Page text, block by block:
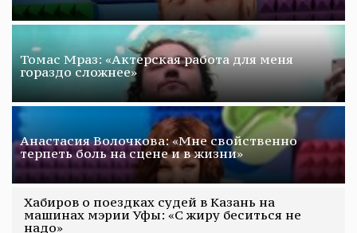
Томас Мраз: «Актерская работа для меня
гораздо сложнее»
Анастасия Волочкова: «Мне свойственно
терпеть боль на сцене и в жизни»
Хабиров о поездках судей в Казань на
машинах мэрии Уфы: «С жиру беситься не
надо»